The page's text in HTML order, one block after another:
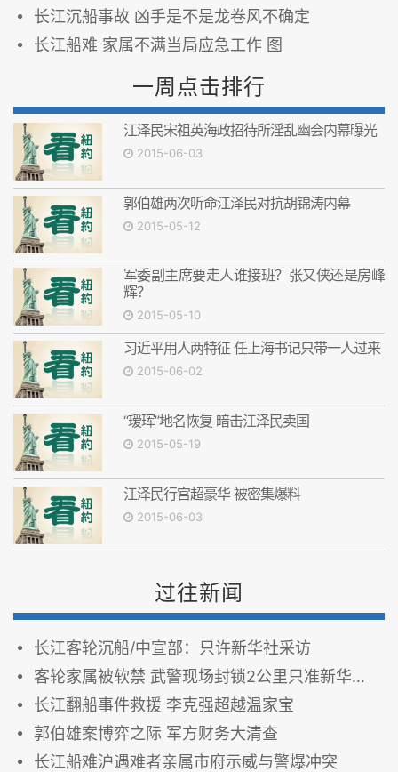
长江沉船事故 凶手是不是龙卷风不确定
长江船难 家属不满当局应急工作 图
一周点击排行
江泽民宋祖英海政招待所淫乱幽会内幕曝光
2015-06-03
郭伯雄两次听命江泽民对抗胡锦涛内幕
2015-05-12
军委副主席要走人谁接班？张又侠还是房峰
辉？
2015-05-10
习近平用人两特征 任上海书记只带一人过来
2015-06-02
“瑷珲”地名恢复 暗击江泽民卖国
2015-05-19
江泽民行宫超豪华 被密集爆料
2015-06-03
过往新闻
长江客轮沉船/中宣部：只许新华社采访
客轮家属被软禁 武警现场封锁2公里只准新华社央视进入
长江翻船事件救援 李克强超越温家宝
郭伯雄案博弈之际 军方财务大清查
长江船难沪遇难者亲属市府示威与警爆冲突